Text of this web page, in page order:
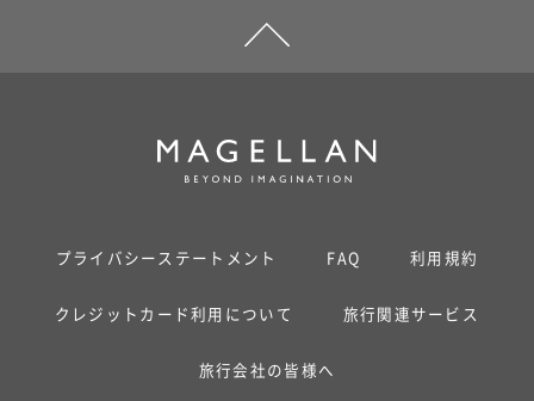
プライバシーステートメント FAQ 利用規約
クレジットカード利用について 旅行関連サービス
旅行会社の皆様へ